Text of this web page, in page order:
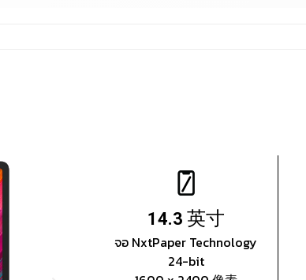
14.3 英寸
จอ NxtPaper Technology
24-bit